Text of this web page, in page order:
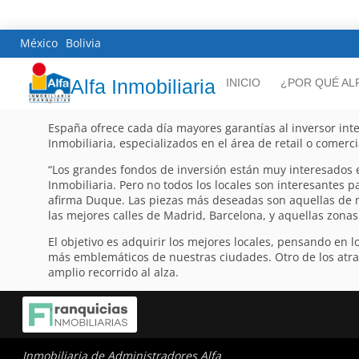
México Bolivia
Alfa Inmobiliaria INICIO ¿POR QUÉ
España ofrece cada día mayores garantías al inversor
Inmobiliaria, especializados en el área de retail o
“Los grandes fondos de inversión están muy
Inmobiliaria. Pero no todos los locales son interesantes
afirma Duque. Las piezas más deseadas son aquellas
las mejores calles de Madrid, Barcelona, y aquellas
El objetivo es adquirir los mejores locales, pensando en
más emblemáticos de nuestras ciudades. Otro de los
amplio recorrido al alza.
Inmobiliaria de Administradores Alfa